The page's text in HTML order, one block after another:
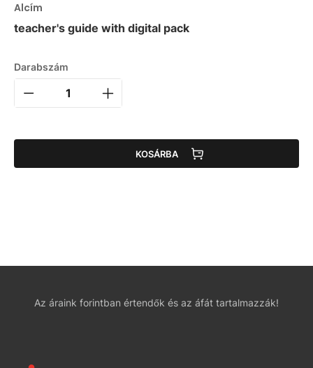
Alcím
teacher's guide with digital pack
Darabszám
KOSÁRBA
Az áraink forintban értendők és az áfát tartalmazzák!